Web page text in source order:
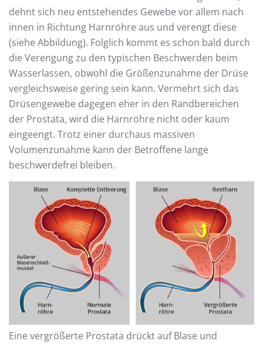
dehnt sich neu entstehendes Gewebe vor allem nach
innen in Richtung Harnröhre aus und verengt diese
(siehe Abbildung). Folglich kommt es schon bald durch
die Verengung zu den typischen Beschwerden beim
Wasserlassen, obwohl die Größenzunahme der Drüse
vergleichsweise gering sein kann. Vermehrt sich das
Drüsengewebe dagegen eher in den Randbereichen
der Prostata, wird die Harnröhre nicht oder kaum
eingeengt. Trotz einer durchaus massiven
Volumenzunahme kann der Betroffene lange
beschwerdefrei bleiben.
Eine vergrößerte Prostata drückt auf Blase und